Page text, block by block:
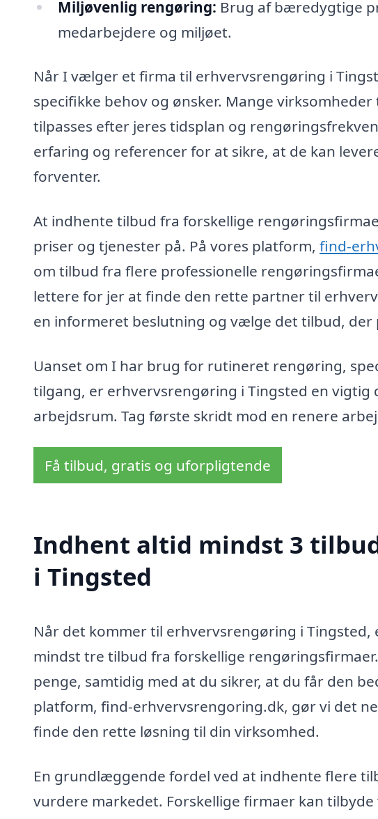
Miljøvenlig rengøring: Brug af bæredygtige
medarbejdere og miljøet.
Når I vælger et firma til erhvervsrengøring i
specifikke behov og ønsker. Mange
tilpasses efter jeres tidsplan og
erfaring og referencer for at sikre, at de kan
forventer.
At indhente tilbud fra forskellige
priser og tjenester på. På vores platform, find-
om tilbud fra flere professionelle
lettere for jer at finde den rette partner til
en informeret beslutning og vælge det tilbud, der
Uanset om I har brug for rutineret rengøring,
tilgang, er erhvervsrengøring i Tingsted en vigtig
arbejdsrum. Tag første skridt mod en renere
Få tilbud, gratis og uforpligtende
Indhent altid mindst 3
i Tingsted
Når det kommer til erhvervsrengøring i
mindst tre tilbud fra forskellige
penge, samtidig med at du sikrer, at du får den
platform, find-erhvervsrengoring.dk, gør vi det
finde den rette løsning til din virksomhed.
En grundlæggende fordel ved at indhente flere
vurdere markedet. Forskellige firmaer kan